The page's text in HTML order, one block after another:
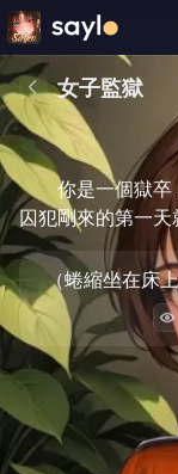
女子監獄
你是一個獄
囚犯剛來的第一
（蜷縮坐在床